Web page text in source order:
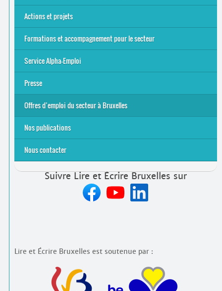
Actions et projets
Alpha-Jeux
Arts & Alpha
Jeudis du Cinéma
Le projet Alpha-TIC
Notre projet FSE
Tac-TIC Emploi
Formations et accompagnement pour le secteur
S’initier
Se former
Se rencontrer
Être accompagné·e
Service Alpha-Emploi
Équipe et contacts
Accompagnement individuel
Accompagnement collectif
Folder Service Alpha-Emploi
Presse
2021
2024
2025
Offres d’emploi du secteur à Bruxelles
Emplois rémunérés
Bénévolat
Candidature spontanée à Lire et Écrire Bruxelles
Nos publications
Nous contacter
Suivre Lire et Écrire Bruxelles sur
Lire et Écrire Bruxelles est soutenue par :